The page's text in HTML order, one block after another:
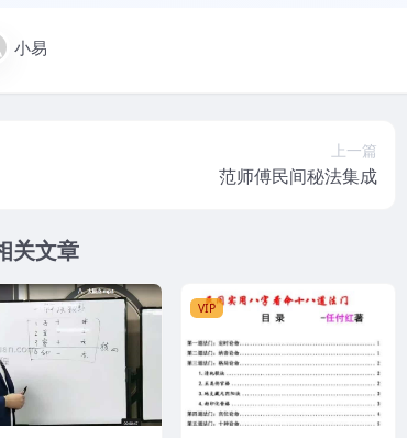
小易
上一篇
范师傅民间秘法集成
关文章
VIP